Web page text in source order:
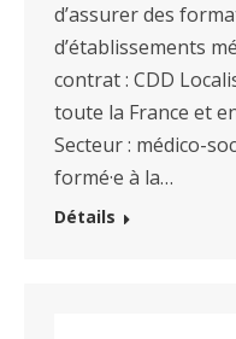
d’assurer des
d’établissements
contrat : CDD
toute la France et
Secteur : médico-
formé·e à la…
Détails